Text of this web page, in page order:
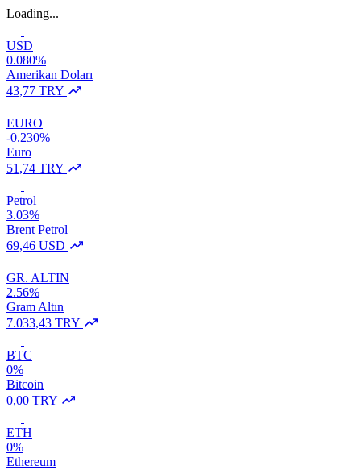
Loading...
USD
0.080%
Amerikan Doları
43,77 TRY
EURO
-0.230%
Euro
51,74 TRY
Petrol
3.03%
Brent Petrol
69,46 USD
GR. ALTIN
2.56%
Gram Altın
7.033,43 TRY
BTC
0%
Bitcoin
0,00 TRY
ETH
0%
Ethereum